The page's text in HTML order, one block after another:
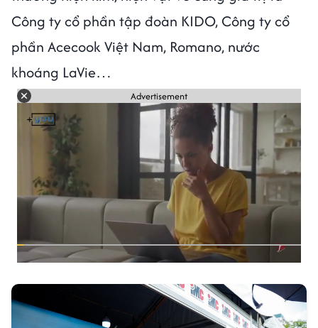
Công ty cổ phần tập đoàn KIDO, Công ty cổ
phần Acecook Việt Nam, Romano, nước
khoáng LaVie…
Advertisement